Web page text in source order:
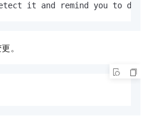
it and remind you to do
。